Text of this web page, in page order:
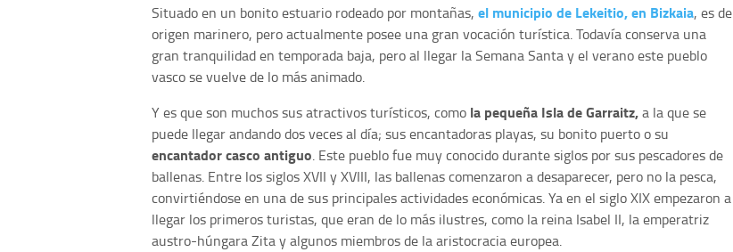
Situado en un bonito estuario rodeado por montañas, el municipio de Lekeitio, en Bizkaia, es de
origen marinero, pero actualmente posee una gran vocación turística. Todavía conserva una
gran tranquilidad en temporada baja, pero al llegar la Semana Santa y el verano este pueblo
vasco se vuelve de lo más animado.
Y es que son muchos sus atractivos turísticos, como la pequeña Isla de Garraitz,a la que se
puede llegar andando dos veces al día; sus encantadoras playas, su bonito puerto o su
encantador casco antiguo. Este pueblo fue muy conocido durante siglos por sus pescadores de
ballenas. Entre los siglos XVII y XVIII, las ballenas comenzaron a desaparecer, pero no la pesca,
convirtiéndose en una de sus principales actividades económicas. Ya en el siglo XIX empezaron a
llegar los primeros turistas, que eran de lo más ilustres, como la reina Isabel II, la emperatriz
austro-húngara Zita y algunos miembros de la aristocracia europea.